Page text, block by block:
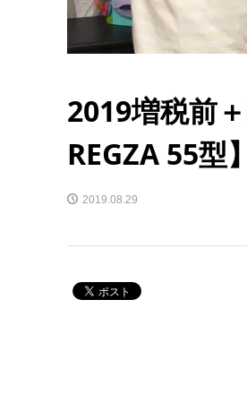
2019増税前
REGZA 55型
2019.08.29